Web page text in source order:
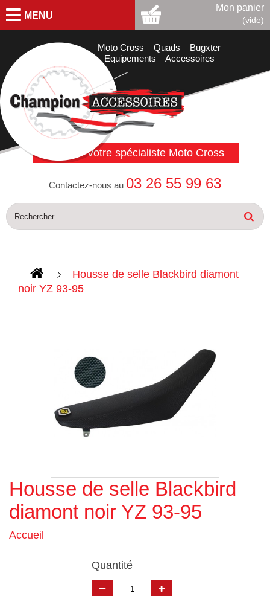
MENU
Mon panier
(vide)
Moto Cross – Quads – Bugxter
Equipements – Accessoires
Votre spécialiste Moto Cross
Contactez-nous au 03 26 55 99 63
Housse de selle Blackbird diamont
noir YZ 93-95
Agrandir l'image
Housse de selle Blackbird
diamont noir YZ 93-95
Accueil
Quantité